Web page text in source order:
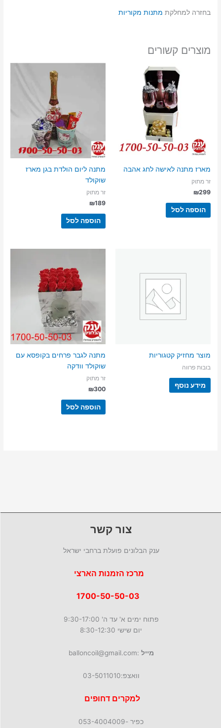
בחזרה למחלקת מתנות מקוריות
מוצרים קשורים
מארז מתנה לאישה לחג אהבה
זר מתוק
₪299
הוספה לסל
מתנה ליום הולדת בגן מארז
שוקולד
זר מתוק
₪189
הוספה לסל
מוצר מחזיק קטגוריות
בובות פרווה
מידע נוסף
מתנה לגבר פרחים בקופסא עם
שוקולד וודקה
זר מתוק
₪300
הוספה לסל
צור קשר
ענק הבלונים פועלת ברחבי ישראל
מרכז הזמנות הארצי
פתוח ימים א' עד ה' 9:30-17:00
יום שישי 8:30-12:30
מייל :balloncoil@gmail.com
וואצפ:03-5011010
למקרים דחופים
כפיר -053-4004009